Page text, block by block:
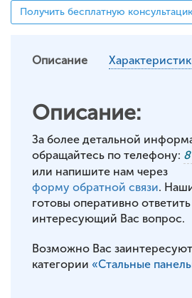
Получить бесплатную
Описание
Описание:
За более детальной
обращайтесь по телефону:
или напишите нам через
форму обратной связи.
готовы оперативно
интересующий Вас вопрос.
Возможно Вас
категории «Стальные